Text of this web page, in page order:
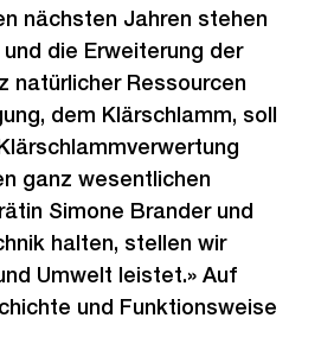
nächsten Jahren stehen
die Erweiterung der
natürlicher Ressourcen
dem Klärschlamm, soll
ganz wesentlichen
Simone Brander und
halten, stellen wir
Umwelt leistet.» Auf
und Funktionsweise